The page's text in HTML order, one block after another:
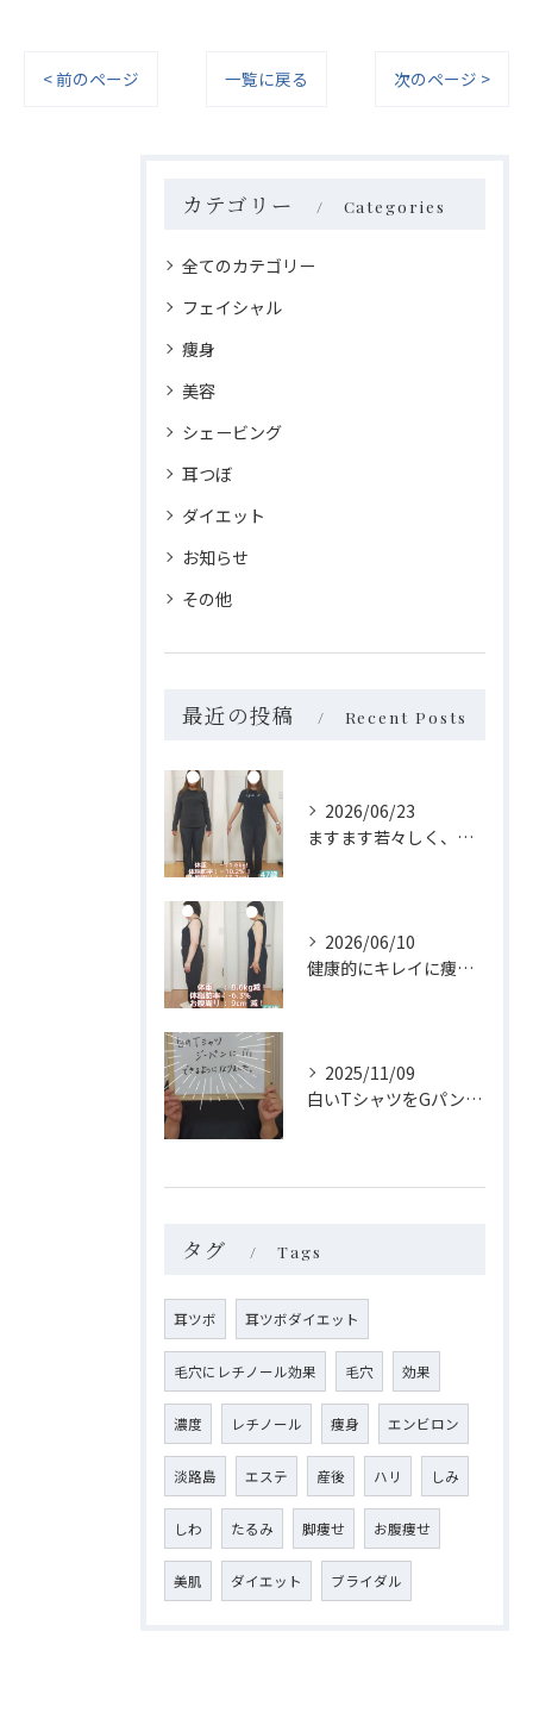
< 前のページ 一覧に戻る 次のページ >
カテゴリー Categories
全てのカテゴリー
フェイシャル
痩身
美容
シェービング
耳つぼ
ダイエット
お知らせ
その他
最近の投稿 Recent Posts
2026/06/23
ますます若々しく、自分らしく✨
2026/06/10
健康的にキレイに痩せられました✨
2025/11/09
白いTシャツをGパンにinできるようになりました‼
タグ Tags
耳ツボ 耳ツボダイエット
毛穴にレチノール効果 毛穴 効果
濃度 レチノール 痩身 エンビロン
淡路島 エステ 産後 ハリ しみ
しわ たるみ 脚痩せ お腹痩せ
美肌 ダイエット ブライダル